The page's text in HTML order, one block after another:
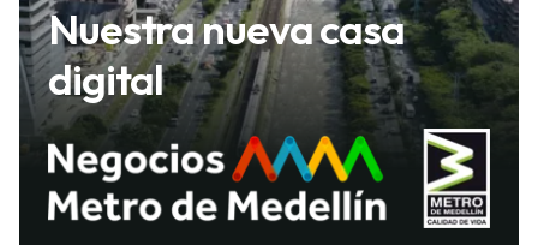
Nuestra nueva casa
digital